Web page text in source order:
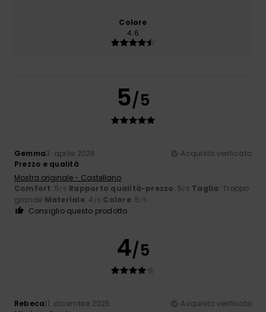
Colore
4.6
5/5
Gemma3. aprile 2026
Acquisto verificato
Prezzo e qualità
Mostra originale - Castellano
Comfort: 5/5 Rapporto qualità-prezzo: 5/5 Taglia: Troppo
grande Materiale: 4 /5 Colore: 5 /5
Consiglio questo prodotto
4/5
Rebeca11. dicembre 2025
Acquisto verificato